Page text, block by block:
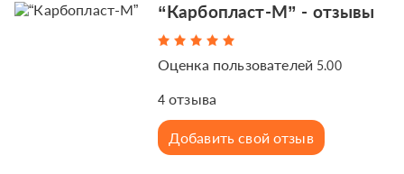
“Карбопласт-М” - отзывы
Оценка пользователей 5.00
4отзыва
Добавить свой отзыв